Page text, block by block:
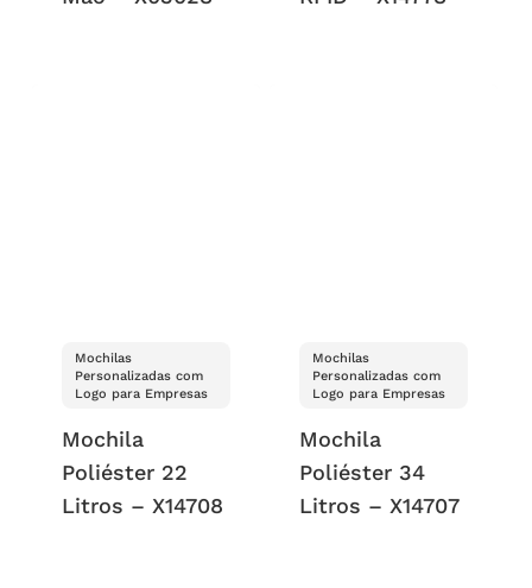
Mochilas
Personalizadas com
Logo para Empresas
Mochila
Poliéster 22
Litros – X14708
Mochilas
Personalizadas com
Logo para Empresas
Mochila
Poliéster 34
Litros – X14707